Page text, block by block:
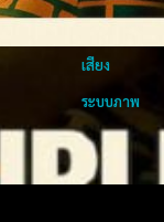
เสียง
ระบบภาพ